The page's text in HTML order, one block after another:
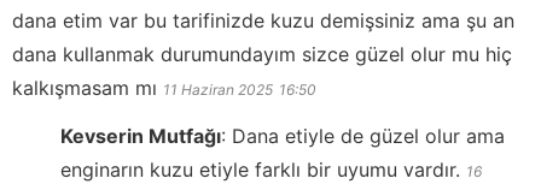
dana etim var bu tarifinizde kuzu demişsiniz ama şu an
dana kullanmak durumundayım sizce güzel olur mu hiç
kalkışmasam mı 11 Haziran 2025 16:50
Kevserin Mutfağı: Dana etiyle de güzel olur ama
enginarın kuzu etiyle farklı bir uyumu vardır. 16